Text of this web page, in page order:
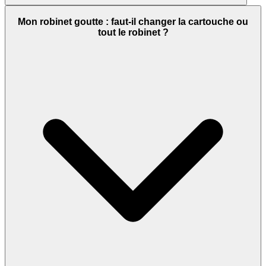
Mon robinet goutte : faut-il changer la cartouche ou
tout le robinet ?